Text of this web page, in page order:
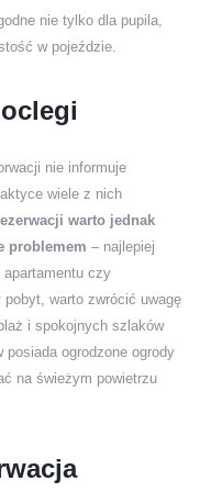
nie tylko dla pupila,
w pojeździe.
nie informuje
wiele z nich
warto jednak
problemem – najlepiej
apartamentu czy
warto zwrócić uwagę
i spokojnych szlaków
posiada ogrodzone ogrody
na świeżym powietrzu